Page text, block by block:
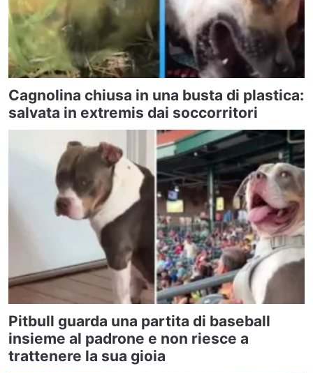
Cagnolina chiusa in una busta di plastica:
salvata in extremis dai soccorritori
Pitbull guarda una partita di baseball
insieme al padrone e non riesce a
trattenere la sua gioia